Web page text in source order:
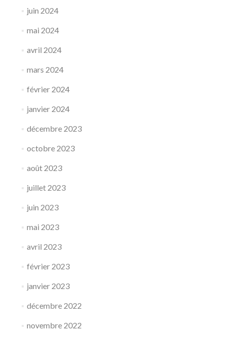
juin 2024
mai 2024
avril 2024
mars 2024
février 2024
janvier 2024
décembre 2023
octobre 2023
août 2023
juillet 2023
juin 2023
mai 2023
avril 2023
février 2023
janvier 2023
décembre 2022
novembre 2022